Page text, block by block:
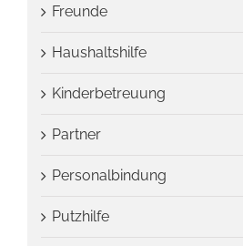
Freunde
Haushaltshilfe
Kinderbetreuung
Partner
Personalbindung
Putzhilfe